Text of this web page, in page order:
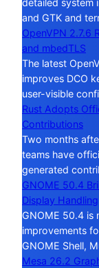
and GTK and
OpenVPN 2.7.6
and mbedTLS
The latest
improves DCO
user-visible
Rust Adopts
Contributions
Two months
teams have
generated
GNOME 50.4
Display Handling
GNOME 50.4 is
improvements
GNOME Shell,
Mesa 26.2